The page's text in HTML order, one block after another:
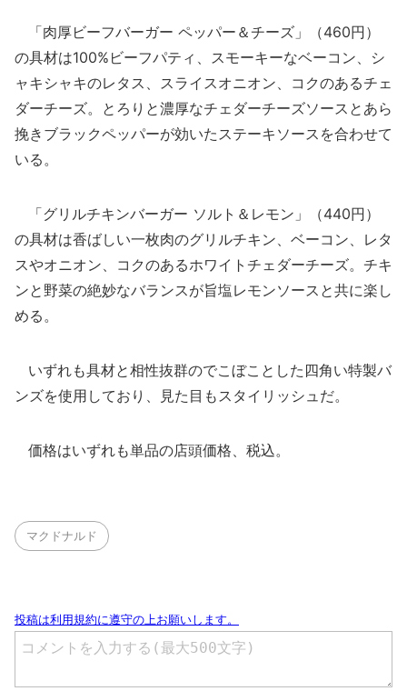
「肉厚ビーフバーガー ペッパー＆チーズ」（460円）
の具材は100%ビーフパティ、スモーキーなベーコン、シ
ャキシャキのレタス、スライスオニオン、コクのあるチェ
ダーチーズ。とろりと濃厚なチェダーチーズソースとあら
挽きブラックペッパーが効いたステーキソースを合わせて
いる。
「グリルチキンバーガー ソルト＆レモン」（440円）
の具材は香ばしい一枚肉のグリルチキン、ベーコン、レタ
スやオニオン、コクのあるホワイトチェダーチーズ。チキ
ンと野菜の絶妙なバランスが旨塩レモンソースと共に楽し
める。
いずれも具材と相性抜群のでこぼことした四角い特製バ
ンズを使用しており、見た目もスタイリッシュだ。
価格はいずれも単品の店頭価格、税込。
マクドナルド